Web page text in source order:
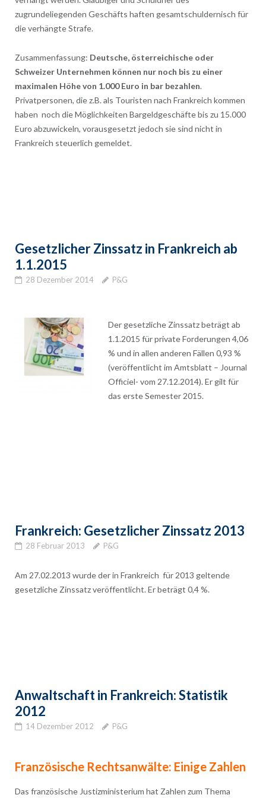
zugrundeliegenden Geschäfts haften gesamtschuldernisch für
die verhängte Strafe.
Zusammenfassung: Deutsche, österreichische oder
Schweizer Unternehmen können nur noch bis zu einer
maximalen Höhe von 1.000 Euro in bar bezahlen.
Privatpersonen, die z.B. als Touristen nach Frankreich kommen
haben noch die Möglichkeiten Bargeldgeschäfte bis zu 15.000
Euro abzuwickeln, vorausgesetzt jedoch sie sind nicht in
Frankreich steuerlich gemeldet.
Gesetzlicher Zinssatz in Frankreich ab
1.1.2015
28 Dezember 2014 P&G
Der gesetzliche Zinssatz beträgt ab
1.1.2015 für private Forderungen 4,06
% und in allen anderen Fällen 0,93 %
(veröffentlicht im Amtsblatt – Journal
Officiel- vom 27.12.2014). Er gilt für
das erste Semester 2015.
Frankreich: Gesetzlicher Zinssatz 2013
28 Februar 2013 P&G
Am 27.02.2013 wurde der in Frankreich für 2013 geltende
gesetzliche Zinssatz veröffentlicht. Er beträgt 0,4 %.
Anwaltschaft in Frankreich: Statistik
2012
14 Dezember 2012 P&G
Französische Rechtsanwälte: Einige Zahlen
Das französische Justizministerium hat Zahlen zum Thema